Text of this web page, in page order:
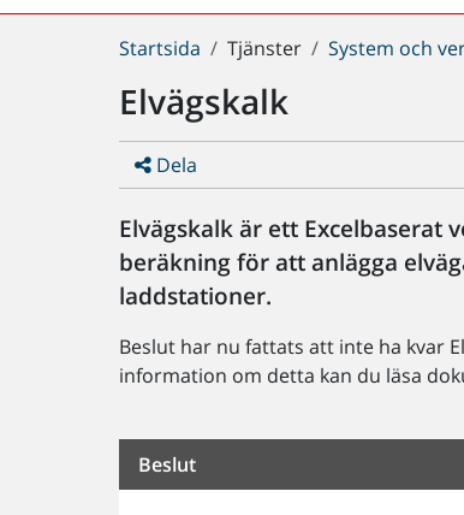
Du
här:
Startsida Tjänster System och
Elvägskalk
Dela
Elvägskalk är ett Excelbaserat
beräkning för att anlägga
laddstationer.
Beslut har nu fattats att inte ha kvar
information om detta kan du läsa
Beslut